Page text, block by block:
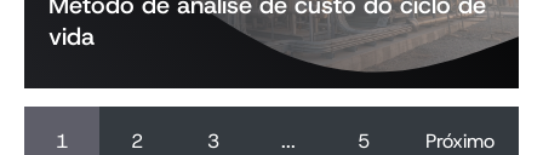
vida
1 2 3 ... 5 Próximo